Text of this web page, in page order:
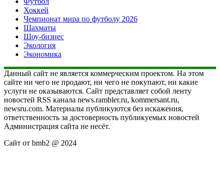
Хоккей
Чемпионат мира по футболу 2026
Шахматы
Шоу-бизнес
Экология
Экономика
Данный сайт не является коммерческим проектом. На этом
сайте ни чего не продают, ни чего не покупают, ни какие
услуги не оказываются. Сайт представляет собой ленту
новостей RSS канала news.rambler.ru, kommersant.ru,
newsru.com. Материалы публикуются без искажения,
ответственность за достоверность публикуемых новостей
Администрация сайта не несёт.
Сайт от bmb2 @ 2024